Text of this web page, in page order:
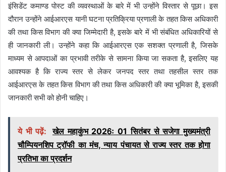
इंसिडेंट कमाण्ड पोस्ट की व्यवस्थाओं के बारे में भी उन्होंने विस्तार से पूछा। इस
दौरान उन्होंने आईआरएस यानी घटना प्रतिक्रिया प्रणाली के तहत किस अधिकारी
की तथा किस विभाग की क्या जिम्मेदारी है, इसके बारे में भी संबंधित अधिकारियों से
ही जानकारी ली। उन्होंने कहा कि आईआरएस एक सशक्त प्रणाली है, जिसके
माध्यम से आपदाओं का प्रभावी तरीके से सामना किया जा सकता है, इसलिए यह
आवश्यक है कि राज्य स्तर से लेकर जनपद स्तर तथा तहसील स्तर तक
आईआरएस के तहत किस विभाग की तथा किस अधिकारी की क्या भूमिका है, इसकी
जानकारी सभी को होनी चाहिए।
ये भी पढ़ें:
खेल महाकुंभ 2026ः 01 सितंबर से सजेगा मुख्यमंत्री
चौम्पियनशिप ट्रॉफी का मंच, न्याय पंचायत से राज्य स्तर तक होगा
प्रतिभा का प्रदर्शन